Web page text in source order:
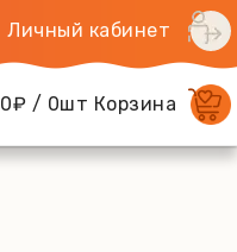
Личный кабинет
0₽ / 0шт Корзина